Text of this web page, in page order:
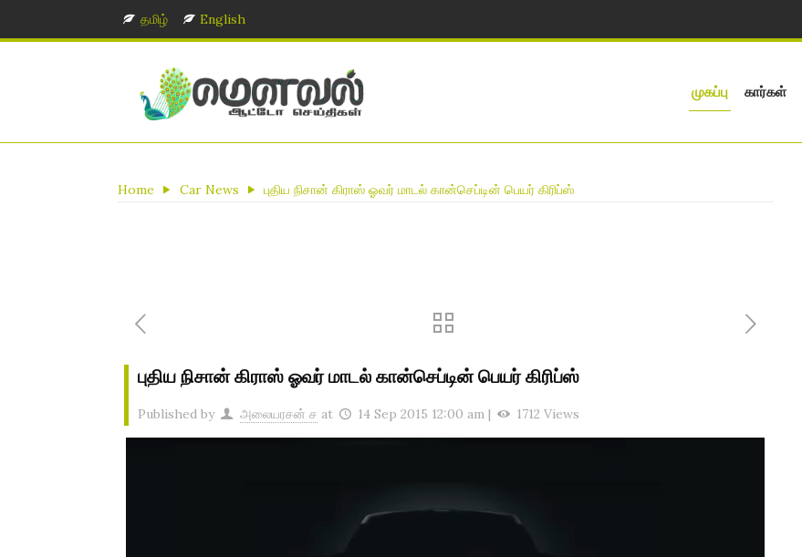
தமிழ் English
முகப்பு கார்கள்
Home Car News புதிய நிசான் கிராஸ் ஓவர் மாடல் கான்செப்டின் பெயர் கிரிப்ஸ்
புதிய நிசான் கிராஸ் ஓவர் மாடல் கான்செப்டின் பெயர் கிரிப்ஸ்
Published by அலையரசன் ச at 14 Sep 2015 12:00 am | 1712 Views